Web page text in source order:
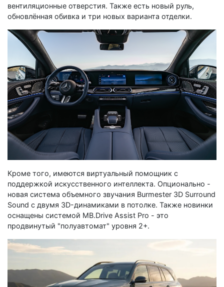
вентиляционные отверстия. Также есть новый руль,
обновлённая обивка и три новых варианта отделки.
Кроме того, имеются виртуальный помощник с
поддержкой искусственного интеллекта. Опционально -
новая система объемного звучания Burmester 3D Surround
Sound с двумя 3D-динамиками в потолке. Также новинки
оснащены системой MB.Drive Assist Pro - это
продвинутый "полуавтомат" уровня 2+.